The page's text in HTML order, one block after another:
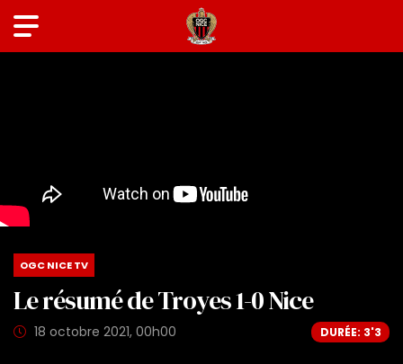
OGC NICE TV
Le résumé de Troyes 1-0 Nice
18 octobre 2021, 00h00 DURÉE: 3'3